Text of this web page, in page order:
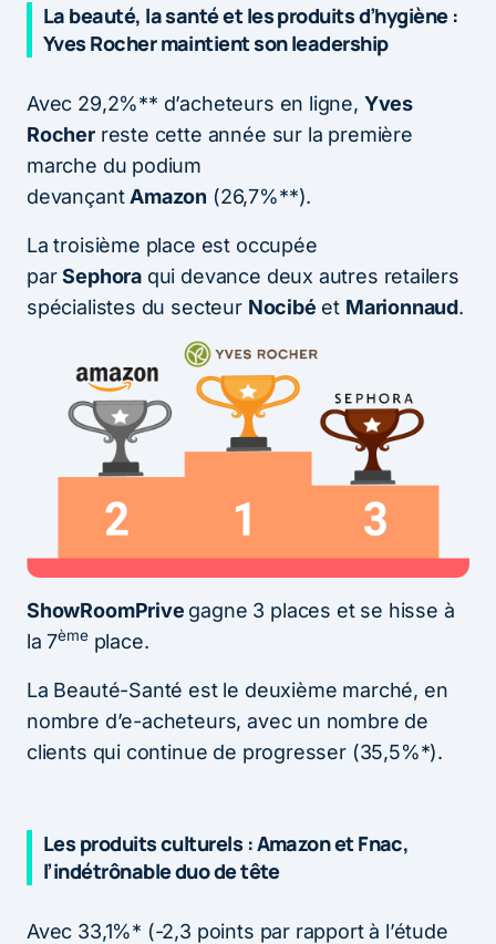
La beauté, la santé et les produits d’hygiène :
Yves Rocher maintient son leadership
Avec 29,2%** d’acheteurs en ligne, Yves
Rocherreste cette année sur la première
marche du podium
devançant Amazon (26,7%**).
La troisième place est occupée
parSephora qui devance deux autres retailers
spécialistes du secteur Nocibé et Marionnaud.
ShowRoomPrive gagne 3 places et se hisse à
la 7èmeplace.
La Beauté-Santé est le deuxième marché, en
nombre d’e-acheteurs, avec un nombre de
clients qui continue de progresser (35,5%*).
Les produits culturels : Amazon et Fnac,
l’indétrônable duo de tête
Avec 33,1%* (-2,3 points par rapport à l’étude